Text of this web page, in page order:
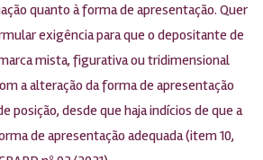
quanto à forma de apresentação. Quer
exigência para que o depositante de
mista, figurativa ou tridimensional
a alteração da forma de apresentação
posição, desde que haja indícios de que a
de apresentação adequada (item 10,